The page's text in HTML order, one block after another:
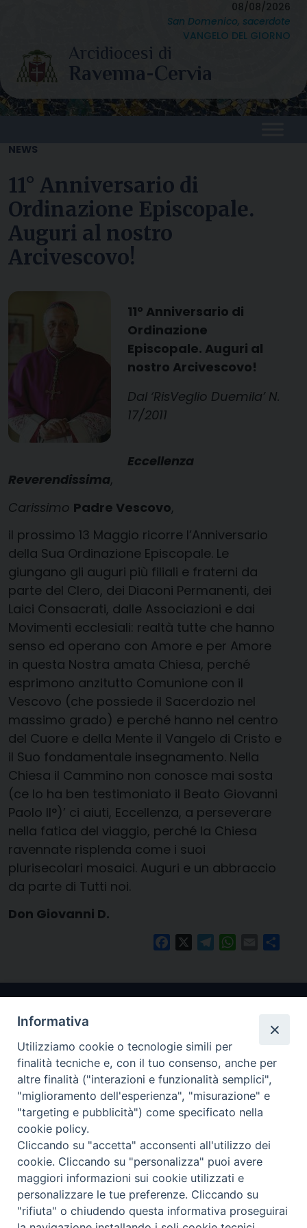
content
08/08/2026
San Domenico, sacerdote
VANGELO DEL GIORNO
NEWS
11° Anniversario di
Ordinazione Episcopale.
Auguri al nostro
Arcivescovo!
11° Anniversario di
Ordinazione
Episcopale. Auguri al
nostro Arcivescovo!
Dal ‘RisVeglio Duemila’ N.
17/2011
Eccellenza
Reverendissima,
Carissimo Padre Vescovo,
il prossimo 13 Maggio ricorre l’Anniversario
della Sua Ordinazione Episcopale. Le
giungano gli auguri più filiali e fraterni da
parte del Clero, dei Diaconi Permanenti, dei
Laici Consacrati, dalle Associazioni e dai
Movimenti ecclesiali: realtà tutte che hanno
senso ed operano con Amore e per Amore
in questa Nostra amata Chiesa, perché
esprimono anzitutto Comunione con il
Vescovo (che possiede il Sacerdozio nel
massimo grado) e perché hanno nel centro
del Cuore e della Mente il Vangelo di Cristo e
il Suo fondamentale insegnamento. Nella
Chiesa il Cammino non conosce mai sosta
(ce lo ha ben testimoniato il Beato Giovanni
Paolo II°)’ ci aiuti, Eccellenza, a perseverare
nella fatica del viaggio, perché la Chiesa
ravennate risplenda come i suoi
plurisecolari mosaici. Auguri e un abbraccio
da parte di Tutti noi.
Don Giovanni D.
FacebookTelegramWhatsApp
Email
Arcidiocesi di Ravenna-Cervia
CONTATTI
Piazza Arcivescovado, 1 48121- Ravenna
tel 0544.541655
curia@diocesiravennacervia.it
Informativa
Utilizziamo cookie o tecnologie simili per
finalità tecniche e, con il tuo consenso, anche per
altre finalità ("interazioni e funzionalità semplici",
"miglioramento dell'esperienza", "misurazione" e
"targeting e pubblicità") come specificato nella
cookie policy.
Cliccando su "accetta" acconsenti all'utilizzo dei
cookie. Cliccando su "personalizza" puoi avere
maggiori informazioni sui cookie utilizzati e
personalizzare le tue preferenze. Cliccando su
"rifiuta" o chiudendo questa informativa proseguirai